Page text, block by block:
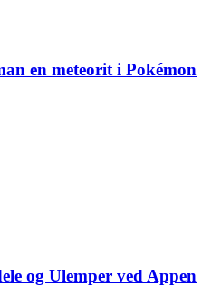
en meteorit i Pokémon
og Ulemper ved Appen